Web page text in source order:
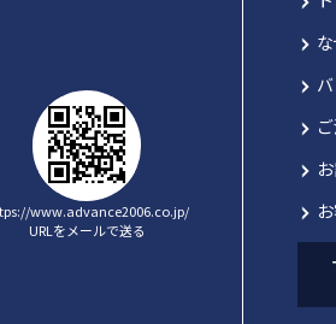
www.advance2006.co.jp/
URLをメールで送る